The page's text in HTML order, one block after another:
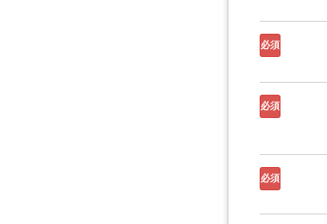
必須
必須
必須